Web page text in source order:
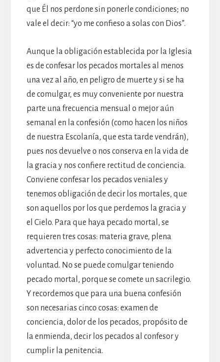
que Él nos perdone sin ponerle condiciones; no
vale el decir: “yo me confieso a solas con Dios”.
Aunque la obligación establecida por la Iglesia
es de confesar los pecados mortales al menos
una vez al año, en peligro de muerte y si se ha
de comulgar, es muy conveniente por nuestra
parte una frecuencia mensual o mejor aún
semanal en la confesión (como hacen los niños
de nuestra Escolanía, que esta tarde vendrán),
pues nos devuelve o nos conserva en la vida de
la gracia y nos confiere rectitud de conciencia.
Conviene confesar los pecados veniales y
tenemos obligación de decir los mortales, que
son aquellos por los que perdemos la gracia y
el Cielo. Para que haya pecado mortal, se
requieren tres cosas: materia grave, plena
advertencia y perfecto conocimiento de la
voluntad. No se puede comulgar teniendo
pecado mortal, porque se comete un sacrilegio.
Y recordemos que para una buena confesión
son necesarias cinco cosas: examen de
conciencia, dolor de los pecados, propósito de
la enmienda, decir los pecados al confesor y
cumplir la penitencia.